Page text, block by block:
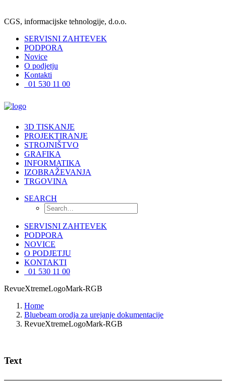
CGS, informacijske tehnologije, d.o.o.
SERVISNI ZAHTEVEK
PODPORA
Novice
O podjetju
Kontakti
01 530 11 00
3D TISKANJE
PROJEKTIRANJE
STROJNIŠTVO
GRAFIKA
INFORMATIKA
IZOBRAŽEVANJA
TRGOVINA
SEARCH
SERVISNI ZAHTEVEK
PODPORA
NOVICE
O PODJETJU
KONTAKTI
01 530 11 00
RevueXtremeLogoMark-RGB
Home
Bluebeam orodja za urejanje dokumentacije
RevueXtremeLogoMark-RGB
Text